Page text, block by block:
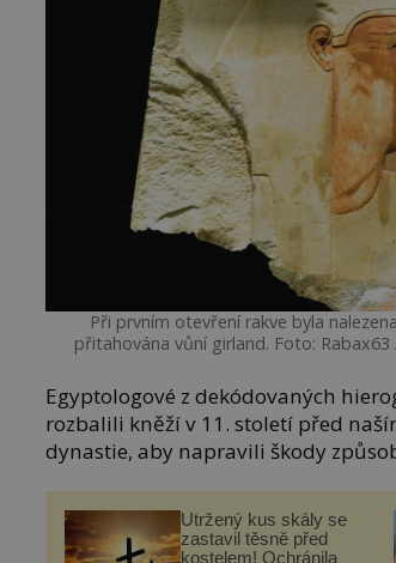
Při prvním otevření rakve byla
přitahována vůní girland. Foto: Rabax63
Egyptologové z dekódovaných
rozbalili kněží v 11. století před
dynastie, aby napravili škody
Utržený kus skály se
zastavil těsně před
kostelem! Ochránila